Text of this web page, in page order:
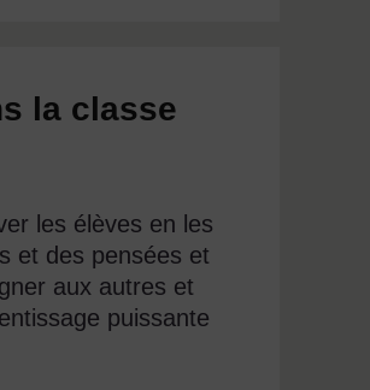
la classe
les élèves en les
et des pensées et
aux autres et
puissante